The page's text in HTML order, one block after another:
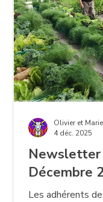
activités des
récoltes sont
entre les
paniers ». L
Newsletter
Décembre
Les adhérents
4 déc. 2025